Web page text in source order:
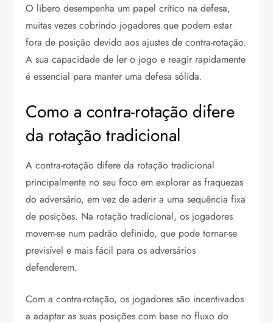
O libero desempenha um papel crítico na defesa,
muitas vezes cobrindo jogadores que podem estar
fora de posição devido aos ajustes de contra-rotação.
A sua capacidade de ler o jogo e reagir rapidamente
é essencial para manter uma defesa sólida.
Como a contra-rotação difere
da rotação tradicional
A contra-rotação difere da rotação tradicional
principalmente no seu foco em explorar as fraquezas
do adversário, em vez de aderir a uma sequência fixa
de posições. Na rotação tradicional, os jogadores
movem-se num padrão definido, que pode tornar-se
previsível e mais fácil para os adversários
defenderem.
Com a contra-rotação, os jogadores são incentivados
a adaptar as suas posições com base no fluxo do